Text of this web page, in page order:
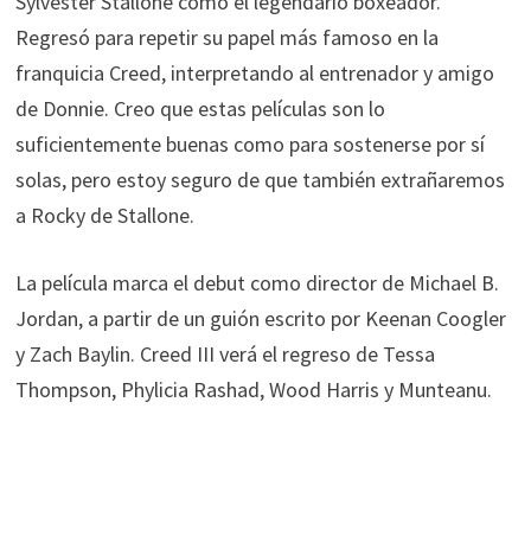
Regresó para repetir su papel más famoso en la
franquicia Creed, interpretando al entrenador y amigo
de Donnie. Creo que estas películas son lo
suficientemente buenas como para sostenerse por sí
solas, pero estoy seguro de que también extrañaremos
a Rocky de Stallone.
La película marca el debut como director de Michael B.
Jordan, a partir de un guión escrito por Keenan Coogler
y Zach Baylin. Creed III verá el regreso de Tessa
Thompson, Phylicia Rashad, Wood Harris y Munteanu.